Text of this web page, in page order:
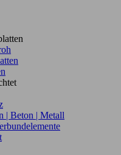
| Beton | Metall